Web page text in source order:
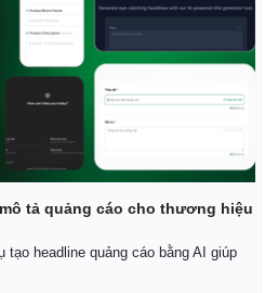
Thị trường
tả quảng cáo cho thương hiệu
headline quảng cáo bằng AI giúp